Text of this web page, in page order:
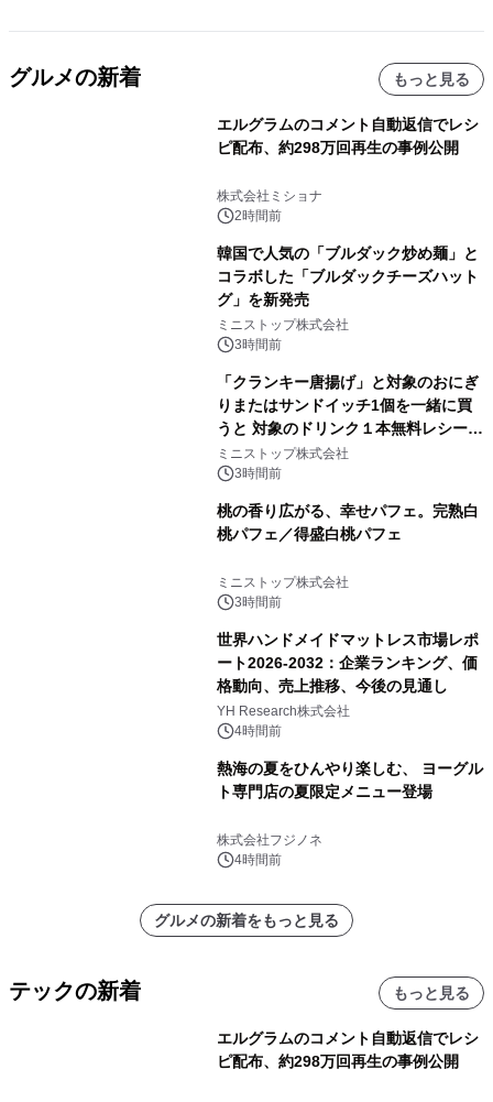
グルメの新着 もっと見る
エルグラムのコメント自動返信でレシ
ピ配布、約298万回再生の事例公開
株式会社ミショナ
2時間前
韓国で人気の「ブルダック炒め麺」と
コラボした「ブルダックチーズハット
グ」を新発売
ミニストップ株式会社
3時間前
「クランキー唐揚げ」と対象のおにぎ
りまたはサンドイッチ1個を一緒に買
うと 対象のドリンク１本無料レシート
クーポンもらえる！※1
ミニストップ株式会社
3時間前
桃の香り広がる、幸せパフェ。完熟白
桃パフェ／得盛白桃パフェ
ミニストップ株式会社
3時間前
世界ハンドメイドマットレス市場レポ
ート2026-2032：企業ランキング、価
格動向、売上推移、今後の見通し
YH Research株式会社
4時間前
熱海の夏をひんやり楽しむ、 ヨーグル
ト専門店の夏限定メニュー登場
株式会社フジノネ
4時間前
グルメの新着をもっと見る
テックの新着 もっと見る
エルグラムのコメント自動返信でレシ
ピ配布、約298万回再生の事例公開